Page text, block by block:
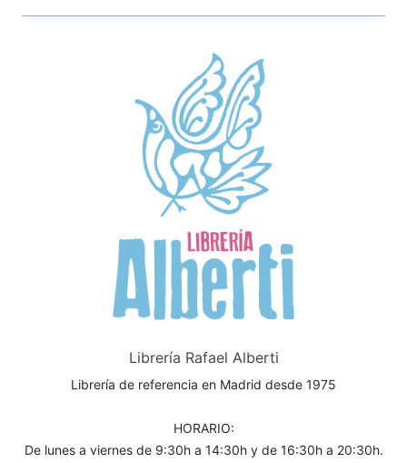
Librería Rafael Alberti
Librería de referencia en Madrid desde 1975
HORARIO:
De lunes a viernes de 9:30h a 14:30h y de 16:30h a 20:30h.